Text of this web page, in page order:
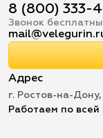
8 (800) 333-
Звонок
Адрес
г. Ростов-на-
Работаем по